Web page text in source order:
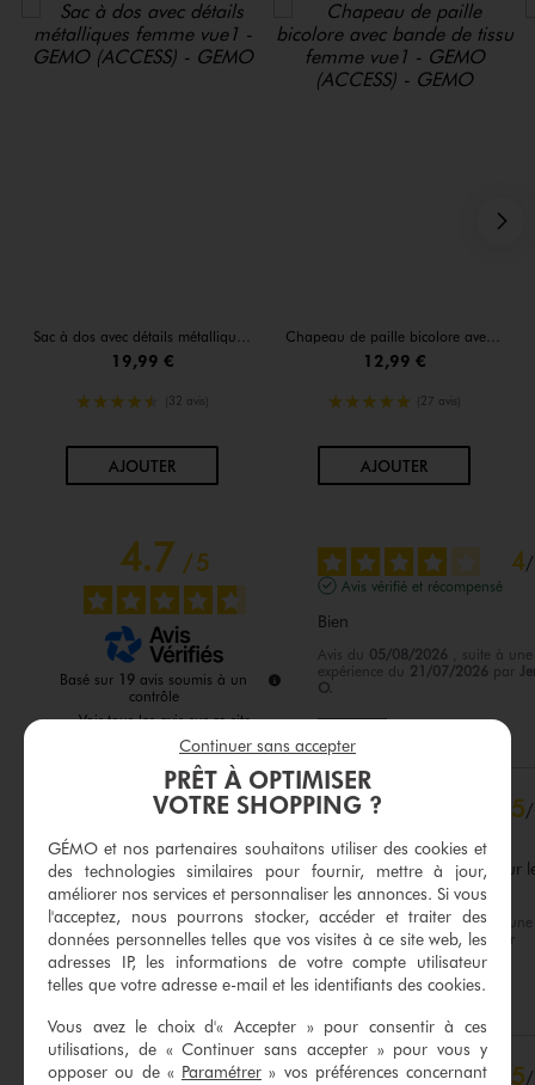
Sac à dos avec détails métalliques femme
19,99 €
4.5/5 de moyenne
(32 avis)
AJOUTER
Chapeau de paille bicolore avec bande de tissu femme
12,99 €
5/5 de moyenne
(27 avis)
AJOUTER
4.7/5
Basé sur 19 avis soumis à un
contrôle
Voir tous les avis sur ce site
6
0
2étoiles
0
1étoile 0
Trier les avis
4/
Avis vérifié et récompensé
Bien
Avis du 05/08/2026
, suite à une
expérience du 21/07/2026 par
O.
5/
Très beau, petit format pour
soirées, sympa
Avis du29/07/2026
, suite à une
expérience du16/07/2026
par
Amelie N.
5/
PRÊT À OPTIMISER
VOTRE SHOPPING ?
GÉMO et nos partenaires souhaitons utiliser des cookies et
des technologies similaires pour fournir, mettre à jour,
améliorer nos services et personnaliser les annonces. Si vous
l'acceptez, nous pourrons stocker, accéder et traiter des
données personnelles telles que vos visites à ce site web, les
adresses IP, les informations de votre compte utilisateur
telles que votre adresse e-mail et les identifiants des cookies.
Vous avez le choix d'« Accepter » pour consentir à ces
utilisations, de « Continuer sans accepter » pour vous y
opposer ou de « Paramétrer » vos préférences concernant
Continuer sans accepter